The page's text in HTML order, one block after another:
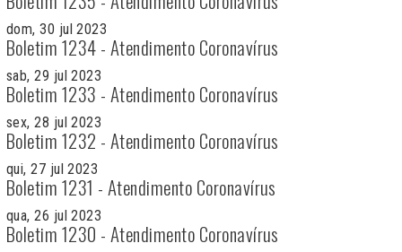
dom, 30 jul 2023
Boletim 1234 - Atendimento Coronavírus
sab, 29 jul 2023
Boletim 1233 - Atendimento Coronavírus
sex, 28 jul 2023
Boletim 1232 - Atendimento Coronavírus
qui, 27 jul 2023
Boletim 1231 - Atendimento Coronavírus
qua, 26 jul 2023
Boletim 1230 - Atendimento Coronavírus